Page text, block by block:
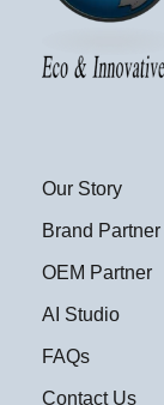
Our Story
Brand Partner
OEM Partner
AI Studio
FAQs
Contact Us